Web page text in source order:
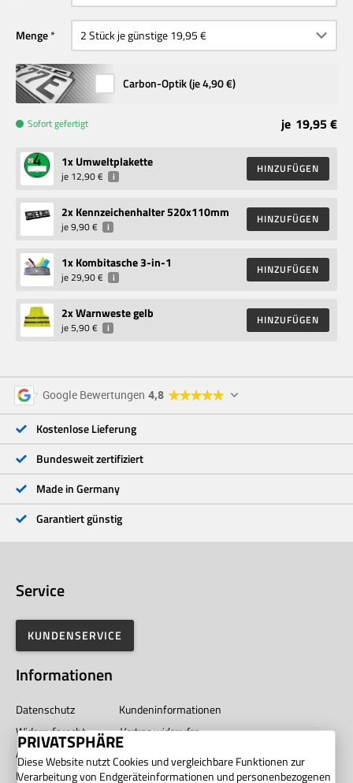
Menge
Carbon-Optik (je4,90 €)
Sofort gefertigt je 19,95 €
1x Umweltplakette
je 12,90 € i
HINZUFÜGEN
2x Kennzeichenhalter 520x110mm
je9,90 € i
HINZUFÜGEN
1x Kombitasche 3-in-1
je29,90 € i
HINZUFÜGEN
2x Warnweste gelb
je5,90 € i
HINZUFÜGEN
Google Bewertungen 4,8
4 Sterne
3 Sterne
<1 %
2 Sterne
1 Stern
<1 %
Kostenlose Lieferung
Bundesweit zertifiziert
Made in Germany
Garantiert günstig
Service
KUNDENSERVICE
Informationen
Datenschutz
Kundeninformationen
Widerrufsrecht
Vertrag widerrufen
AGB
Barrierefreiheit
Unternehmen
PRIVATSPHÄRE
Diese Website nutzt Cookies und vergleichbare Funktionen zur
Verarbeitung von Endgeräteinformationen und personenbezogenen